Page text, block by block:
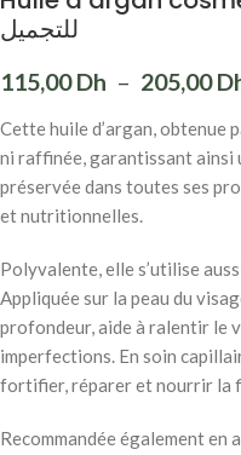
للتجميل
115,00Dh – 205,00
Cette huile d’argan, obtenue
ni raffinée, garantissant ainsi
préservée dans toutes ses
et nutritionnelles.
Polyvalente, elle s’utilise
Appliquée sur la peau du
profondeur, aide à ralentir le
imperfections. En soin
fortifier, réparer et nourrir la
Recommandée également